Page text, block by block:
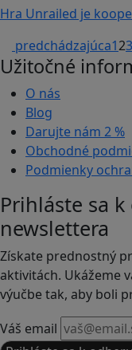
Hra Unrailed je
predchádzajúca123
Užitočné
O nás
Blog
Darujte nám 2 %
Obchodné
Podmienky
Prihláste sa
newslettera
Získate prednostný
aktivitách. Ukážeme
výučbe tak, aby boli
Váš email